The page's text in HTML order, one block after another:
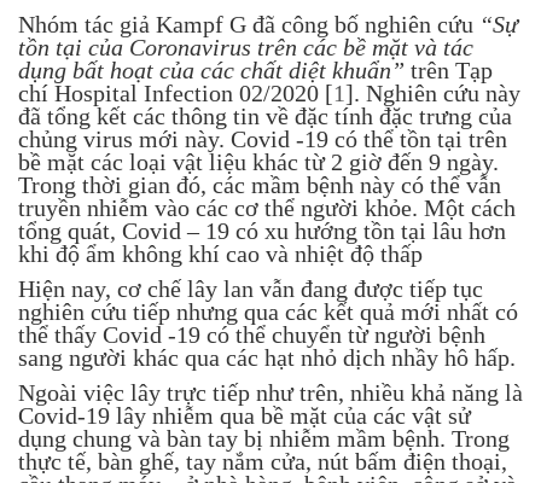
Nhóm tác giả Kampf G đã công bố nghiên cứu “Sự
tồn tại của Coronavirus trên các bề mặt và tác
dụng bất hoạt của các chất diệt khuẩn” trên Tạp
chí Hospital Infection 02/2020 [1]. Nghiên cứu này
đã tổng kết các thông tin về đặc tính đặc trưng của
chủng virus mới này. Covid -19 có thể tồn tại trên
bề mặt các loại vật liệu khác từ 2 giờ đến 9 ngày.
Trong thời gian đó, các mầm bệnh này có thể vẫn
truyền nhiễm vào các cơ thể người khỏe. Một cách
tổng quát, Covid – 19 có xu hướng tồn tại lâu hơn
khi độ ẩm không khí cao và nhiệt độ thấp
Hiện nay, cơ chế lây lan vẫn đang được tiếp tục
nghiên cứu tiếp nhưng qua các kết quả mới nhất có
thể thấy Covid -19 có thể chuyển từ người bệnh
sang người khác qua các hạt nhỏ dịch nhầy hô hấp.
Ngoài việc lây trực tiếp như trên, nhiều khả năng là
Covid-19 lây nhiễm qua bề mặt của các vật sử
dụng chung và bàn tay bị nhiễm mầm bệnh. Trong
thực tế, bàn ghế, tay nắm cửa, nút bấm điện thoại,